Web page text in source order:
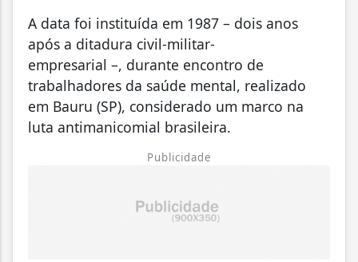
A data foi instituída em 1987 – dois anos
após a ditadura civil-militar-
empresarial –, durante encontro de
trabalhadores da saúde mental, realizado
em Bauru (SP), considerado um marco na
luta antimanicomial brasileira.
Publicidade